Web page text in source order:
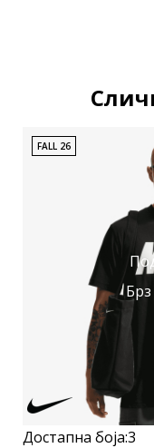
FALL 26
Достапна боја:3